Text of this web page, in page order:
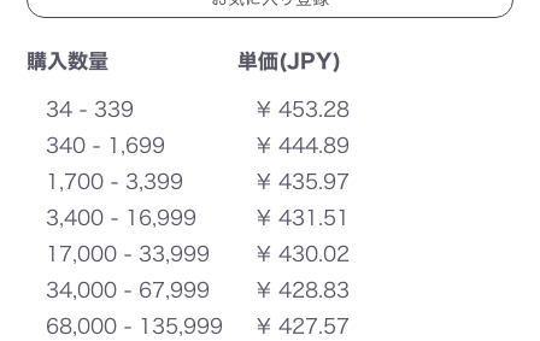
購入数量 単価(JPY)
34 - 339
¥ 453.28
340 - 1,699
¥ 444.89
1,700 - 3,399
¥ 435.97
3,400 - 16,999
¥ 431.51
17,000 - 33,999
¥ 430.02
34,000 - 67,999
¥ 428.83
68,000 - 135,999
¥ 427.57